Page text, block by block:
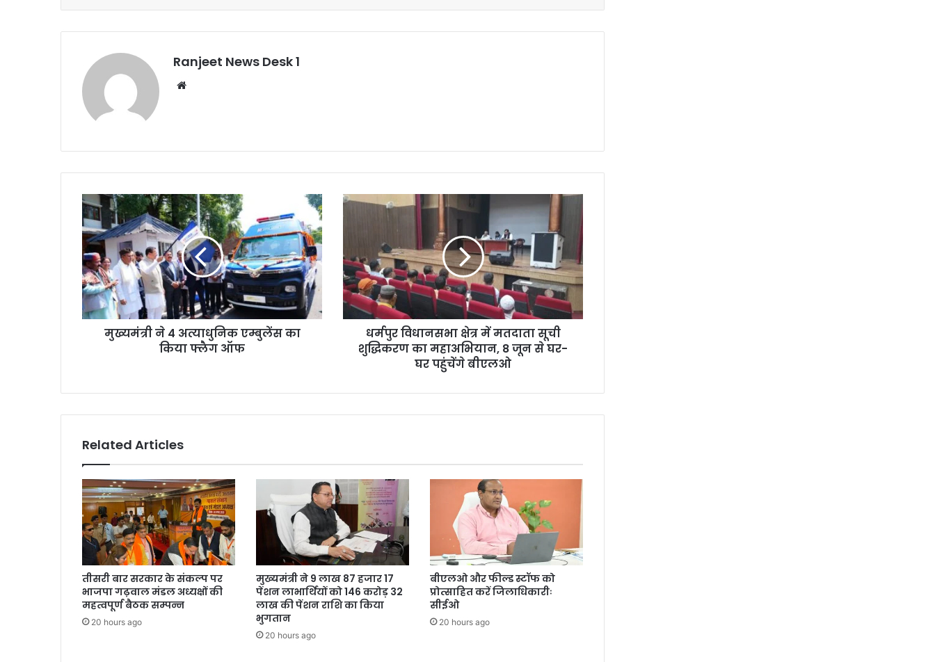
Ranjeet News Desk 1
मुख्यमंत्री ने 4 अत्याधुनिक एम्बुलेंस का
किया फ्लैग ऑफ
धर्मपुर विधानसभा क्षेत्र में मतदाता सूची
शुद्धिकरण का महाअभियान, 8 जून से घर-
घर पहुंचेंगे बीएलओ
Related Articles
तीसरी बार सरकार के संकल्प पर
भाजपा गढ़वाल मंडल अध्यक्षों की
महत्वपूर्ण बैठक सम्पन्न
20 hours ago
मुख्यमंत्री ने 9 लाख 87 हजार 17
पेंशन लाभार्थियों को 146 करोड़ 32
लाख की पेंशन राशि का किया
भुगतान
20 hours ago
बीएलओ और फील्ड स्टॉफ को
प्रोत्साहित करें जिलाधिकारीः
सीईओ
20 hours ago